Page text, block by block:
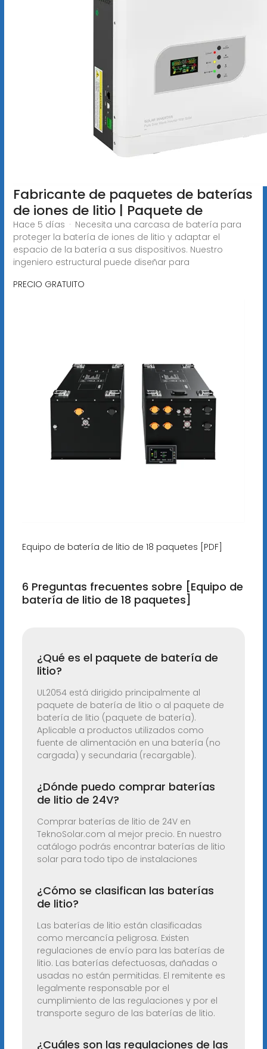
Fabricante de paquetes de baterías
de iones de litio | Paquete de
Hace 5 días · Necesita una carcasa de batería para
proteger la batería de iones de litio y adaptar el
espacio de la batería a sus dispositivos. Nuestro
ingeniero estructural puede diseñar para
PRECIO GRATUITO
Equipo de batería de litio de 18 paquetes [PDF]
6 Preguntas frecuentes sobre [Equipo de
batería de litio de 18 paquetes]
¿Qué es el paquete de batería de
litio?
UL2054 está dirigido principalmente al
paquete de batería de litio o al paquete de
batería de litio (paquete de batería).
Aplicable a productos utilizados como
fuente de alimentación en una batería (no
cargada) y secundaria (recargable).
¿Dónde puedo comprar baterías
de litio de 24V?
Comprar baterías de litio de 24V en
TeknoSolar.com al mejor precio. En nuestro
catálogo podrás encontrar baterías de litio
solar para todo tipo de instalaciones
¿Cómo se clasifican las baterías
de litio?
Las baterías de litio están clasificadas
como mercancía peligrosa. Existen
regulaciones de envío para las baterías de
litio. Las baterías defectuosas, dañadas o
usadas no están permitidas. El remitente es
legalmente responsable por el
cumplimiento de las regulaciones y por el
transporte seguro de las baterías de litio.
¿Cuáles son las regulaciones de las